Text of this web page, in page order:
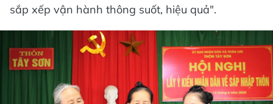
sắp xếp vận hành thông suốt, hiệu quả".